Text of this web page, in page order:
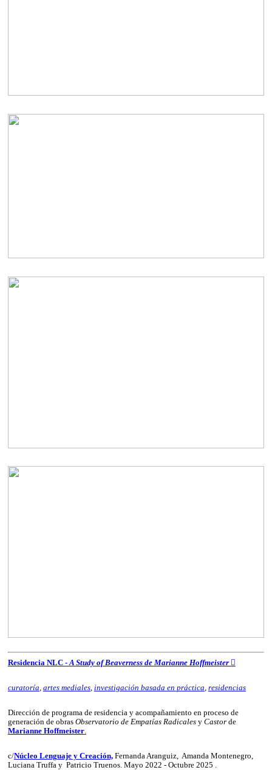
Residencia NLC -A Study of Beaverness de Marianne Hoffmeister ︎︎︎
curatoría, artes mediales, investigación basada en práctica, residencias
Dirección de programa de residencia y acompañamiento en proceso de
generación de obras Observatorio de Empatías Radicalesy Castor de
Marianne Hoffmeister.
c/Núcleo Lenguaje y Creación,Fernanda Aranguiz, Amanda Montenegro,
Luciana Truffa y Patricio Truenos. Mayo 2022 - Octubre 2025 .